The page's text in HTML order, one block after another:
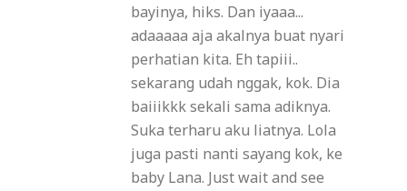
bayinya, hiks. Dan iyaaa...
adaaaaa aja akalnya buat nyari
perhatian kita. Eh tapiii..
sekarang udah nggak, kok. Dia
baiiikkk sekali sama adiknya.
Suka terharu aku liatnya. Lola
juga pasti nanti sayang kok, ke
baby Lana. Just wait and see